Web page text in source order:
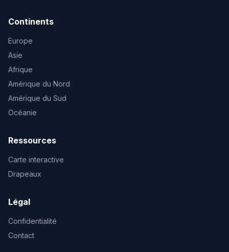
Continents
Europe
Asie
Afrique
Amérique du Nord
Amérique du Sud
Océanie
Ressources
Carte interactive
Drapeaux
Légal
Confidentialité
Contact